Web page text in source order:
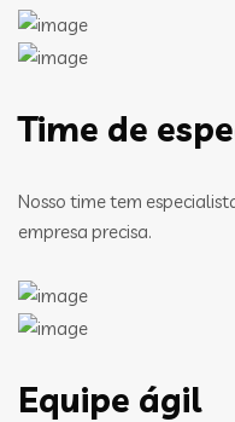
Time de
Nosso time tem
empresa precisa.
Equipe ágil